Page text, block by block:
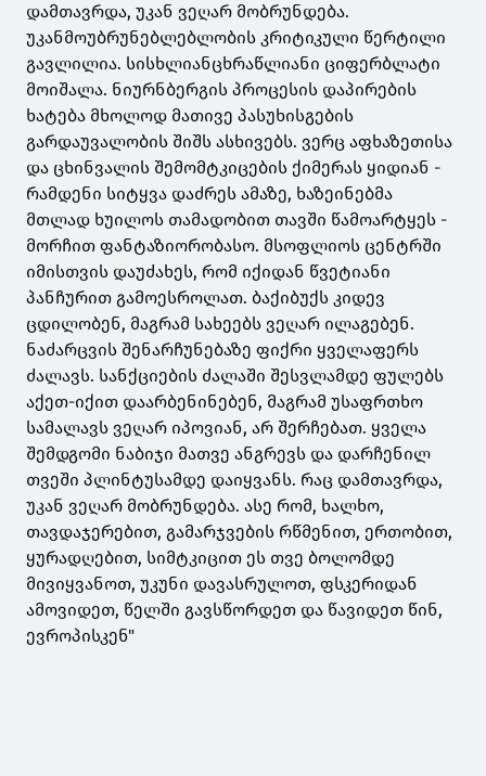
დამთავრდა, უკან ვეღარ მობრუნდება.
უკანმოუბრუნებლებლობის კრიტიკული წერტილი
გავლილია. სისხლიანცხრაწლიანი ციფერბლატი
მოიშალა. ნიურნბერგის პროცესის დაპირების
ხატება მხოლოდ მათივე პასუხისგების
გარდაუვალობის შიშს ასხივებს. ვერც აფხაზეთისა
და ცხინვალის შემომტკიცების ქიმერას ყიდიან -
რამდენი სიტყვა დაძრეს ამაზე, ხაზეინებმა
მთლად ხუილოს თამადობით თავში წამოარტყეს -
მორჩით ფანტაზიორობასო. მსოფლიოს ცენტრში
იმისთვის დაუძახეს, რომ იქიდან წვეტიანი
პანჩურით გამოესროლათ. ბაქიბუქს კიდევ
ცდილობენ, მაგრამ სახეებს ვეღარ ილაგებენ.
ნაძარცვის შენარჩუნებაზე ფიქრი ყველაფერს
ძალავს. სანქციების ძალაში შესვლამდე ფულებს
აქეთ-იქით დაარბენინებენ, მაგრამ უსაფრთხო
სამალავს ვეღარ იპოვიან, არ შერჩებათ. ყველა
შემდგომი ნაბიჯი მათვე ანგრევს და დარჩენილ
თვეში პლინტუსამდე დაიყვანს. რაც დამთავრდა,
უკან ვეღარ მობრუნდება. ასე რომ, ხალხო,
თავდაჯერებით, გამარჯვების რწმენით, ერთობით,
ყურადღებით, სიმტკიცით ეს თვე ბოლომდე
მივიყვანოთ, უკუნი დავასრულოთ, ფსკერიდან
ამოვიდეთ, წელში გავსწორდეთ და წავიდეთ წინ,
ევროპისკენ"